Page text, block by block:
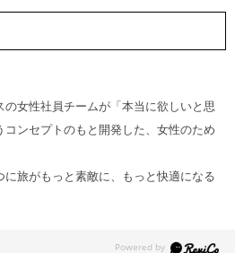
の女性社員チームが「本当に欲しいと思
コンセプトのもと開発した、女性のため
旅がもっと素敵に、もっと快適になる